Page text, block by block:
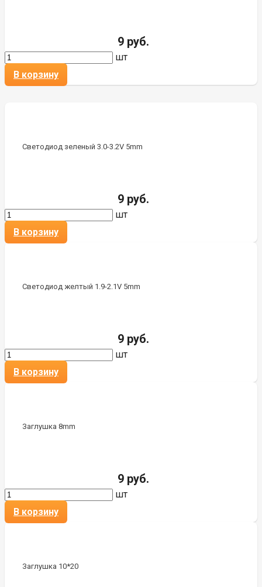
9 руб.
шт
В корзину
Светодиод зеленый 3.0-3.2V 5mm
9 руб.
шт
В корзину
Светодиод желтый 1.9-2.1V 5mm
9 руб.
шт
В корзину
Заглушка 8mm
9 руб.
шт
В корзину
Заглушка 10*20